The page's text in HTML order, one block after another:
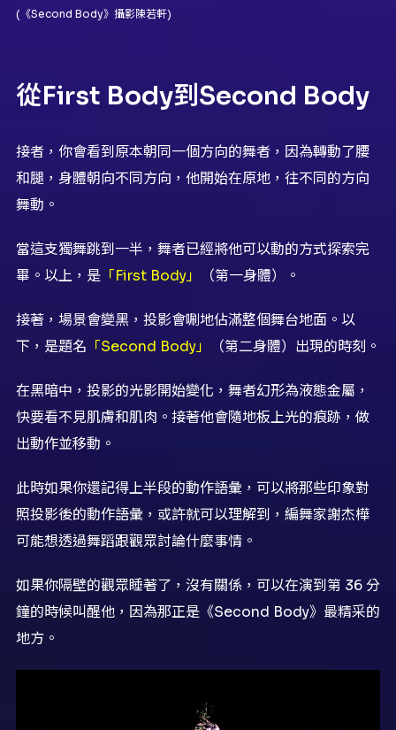
(《Second Body》攝影陳若軒)
從First Body到Second Body
接者，你會看到原本朝同一個方向的舞者，因為轉動了腰
和腿，身體朝向不同方向，他開始在原地，往不同的方向
舞動。
當這支獨舞跳到一半，舞者已經將他可以動的方式探索完
畢。以上，是「First Body」 （第一身體）。
接著，場景會變黑，投影會唰地佔滿整個舞台地面。以
下，是題名 「Second Body」 （第二身體）出現的時刻。
在黑暗中，投影的光影開始變化，舞者幻形為液態金屬，
快要看不見肌膚和肌肉。接著他會隨地板上光的痕跡，做
出動作並移動。
此時如果你還記得上半段的動作語彙，可以將那些印象對
照投影後的動作語彙，或許就可以理解到，編舞家謝杰樺
可能想透過舞蹈跟觀眾討論什麼事情。
如果你隔壁的觀眾睡著了，沒有關係，可以在演到第 36 分
鐘的時候叫醒他，因為那正是《Second Body》最精采的
地方。